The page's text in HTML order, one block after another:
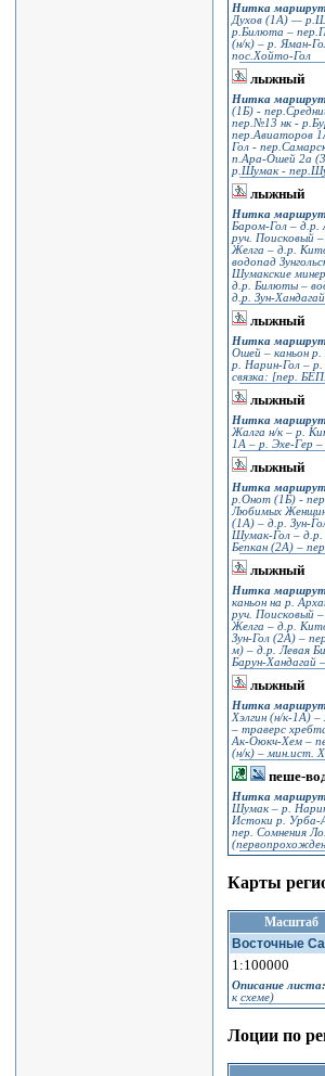
Нитка
Духов (1А) —
р.Билюта –
(н/к) – р. Яман-
пос.Хойто-Гол
лыжный
Нитка
(1Б) -
пер.№13 нк -
пер.Авиаторов
Гол -
п.Ара-Ошей 2а
р.Шумак -
лыжный
Нитка
Баром-Гол – д.р.
руч. Поисковый
Желга – д.р.
водопад
Шумакские
д.р. Билюты –
д.р. Зун-
лыжный
Нитка
Ошей – каньон
р. Нарин-Гол –
связка: [пер.
лыжный
Нитка
Жалга н/к – р.
1А – р. Эхе-Гер
лыжный
Нитка
р.Онот (1Б) -
Любимых
(1А) – д.р. Зун-
Шумак-Гол – д.р.
Бепкан (2А) –
лыжный
Нитка
каньон на р.
руч. Поисковый
Желга – д.р.
Зун-Гол (2А) –
м) – д.р. Левая
Барун-Хандагай
лыжный
Нитка
Хэлгин (н/к-1А)
– траверс
Ак-Оюкч-Хем –
(н/к) – мин.ист.
пеше-
Нитка
Шумак – р.
Истоки р. Урба-
пер. Сомнения
Карты
Масштаб
Восточные
1:100000
Описание листа:
к схеме)
Лоции по